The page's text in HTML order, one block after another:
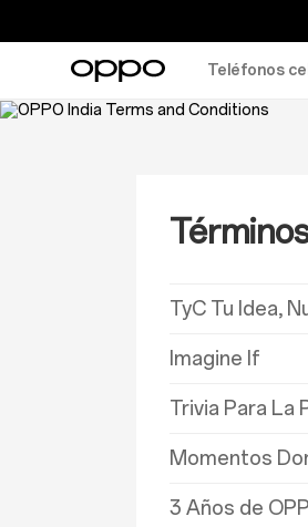
Teléfonos
TyC Tu Idea,
Imagine If
Trivia Para La
Momentos
3 Años de